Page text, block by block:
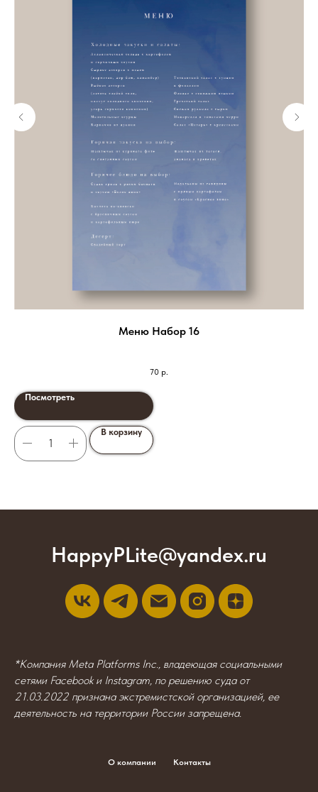
Меню Набор 16
70 р.
Посмотреть
В корзину
HappyPLite@yandex.ru
*Компания Meta Platforms Inc., владеющая социальными
сетями Facebook и Instagram, по решению суда от
21.03.2022 признана экстремистской организацией, ее
деятельность на территории России запрещена.
О компании Контакты